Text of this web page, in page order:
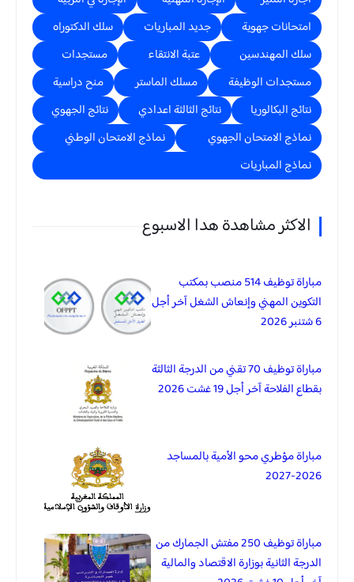
امتحانات جهوية
جديد المباريات
سلك الدكتوراه
سلك المهندسين
عتبة الانتقاء
مستجدات
مستجدات الوظيفة
مسلك الماستر
منح دراسية
نتائج البكالوريا
نتائج الثالثة اعدادي
نتائج الجهوي
نماذج الامتحان الجهوي
نماذج الامتحان الوطني
نماذج المباريات
الاكثر مشاهدة هدا الاسبوع
مباراة توظيف 514 منصب بمكتب
التكوين المهني وإنعاش الشغل آخر أجل
6 شتنبر 2026
مباراة توظيف 70 تقني من الدرجة الثالثة
بقطاع الفلاحة آخر أجل 19 غشت 2026
مباراة مؤطري محو الأمية بالمساجد
2026-2027
مباراة توظيف 250 مفتش الجمارك من
الدرجة الثانية بوزارة الاقتصاد والمالية